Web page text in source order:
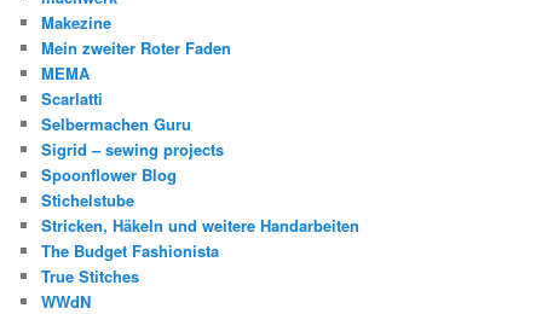
Makezine
Mein zweiter Roter Faden
MEMA
Scarlatti
Selbermachen Guru
Sigrid – sewing projects
Spoonflower Blog
Stichelstube
Stricken, Häkeln und weitere Handarbeiten
The Budget Fashionista
True Stitches
WWdN